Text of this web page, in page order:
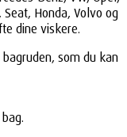
Honda, Volvo og
dine viskere.
som du kan